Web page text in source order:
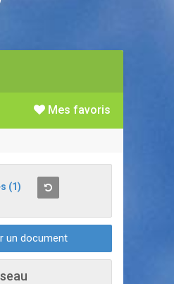
Mes favoris
(1)
un document